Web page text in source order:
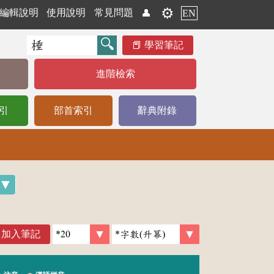
編輯說明 使用說明 常見問題 👤 ⚙️ EN
學習筆記
進階檢索
部首索引 辭典附錄
加入筆記